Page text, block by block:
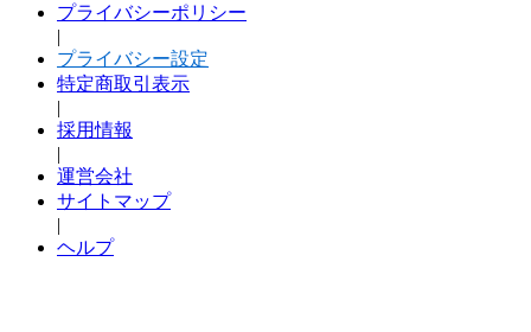
プライバシーポリシー
|
プライバシー設定
特定商取引表示
|
採用情報
|
運営会社
サイトマップ
|
ヘルプ